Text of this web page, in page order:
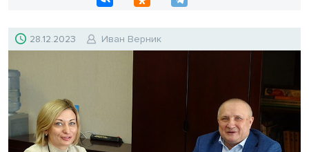
28.12.2023 Иван Верник